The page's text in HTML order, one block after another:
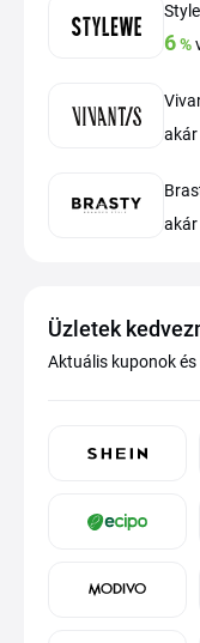
6%
akár
akár
Üzletek
Aktuális kuponok